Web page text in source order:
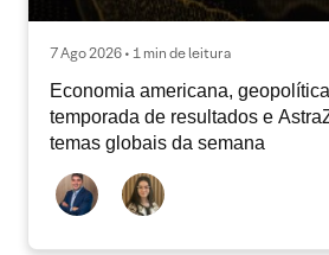
7 Ago 2026 • 1 min de leitura
Economia americana,
temporada de resultados e
temas globais da semana